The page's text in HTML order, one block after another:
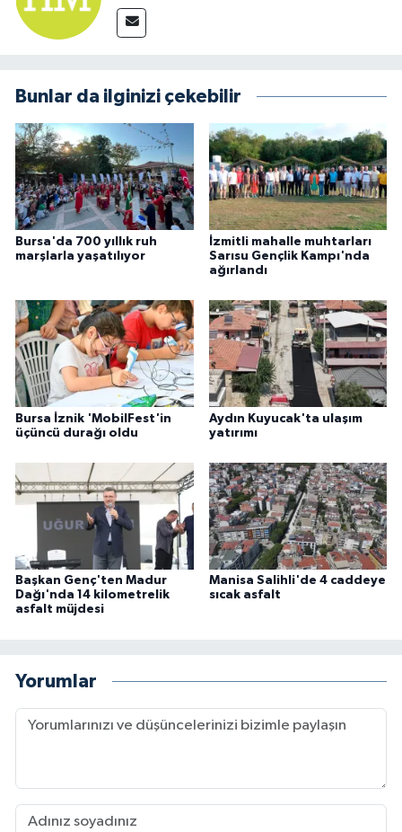
Bunlar da ilginizi çekebilir
Bursa'da 700 yıllık ruh
marşlarla yaşatılıyor
İzmitli mahalle muhtarları
Sarısu Gençlik Kampı'nda
ağırlandı
Bursa İznik 'MobilFest'in
üçüncü durağı oldu
Aydın Kuyucak'ta ulaşım
yatırımı
Başkan Genç'ten Madur
Dağı'nda 14 kilometrelik
asfalt müjdesi
Manisa Salihli'de 4 caddeye
sıcak asfalt
Yorumlar